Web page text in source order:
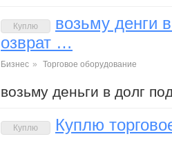
Куплю
возьму денги
озврат …
Бизнес » Торговое оборудование
возьму деньги в долг
Куплю Куплю